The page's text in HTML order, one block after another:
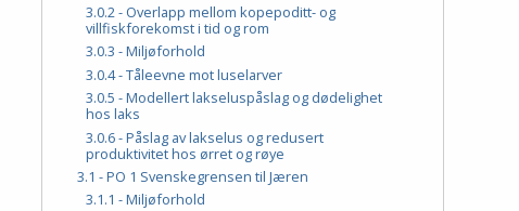
3.0.2 - Overlapp mellom kopepoditt- og
villfiskforekomst i tid og rom
3.0.3 - Miljøforhold
3.0.4 - Tåleevne mot luselarver
3.0.5 - Modellert lakseluspåslag og dødelighet
hos laks
3.0.6 - Påslag av lakselus og redusert
produktivitet hos ørret og røye
3.1 - PO 1 Svenskegrensen til Jæren
3.1.1 - Miljøforhold